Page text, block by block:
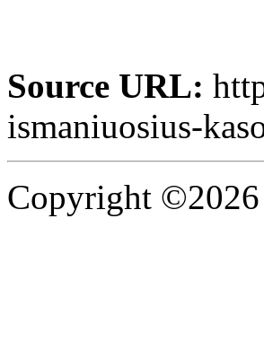
Source URL:
ismaniuosius-
Copyright ©2026